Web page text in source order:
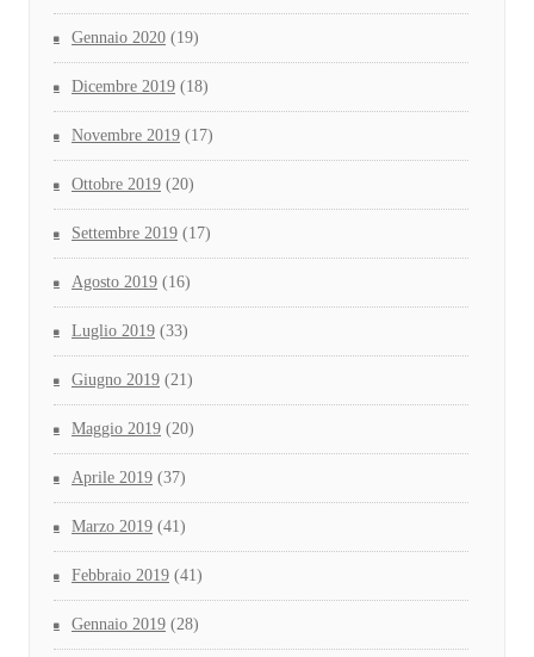
Gennaio 2020 (19)
Dicembre 2019 (18)
Novembre 2019 (17)
Ottobre 2019 (20)
Settembre 2019 (17)
Agosto 2019 (16)
Luglio 2019 (33)
Giugno 2019 (21)
Maggio 2019 (20)
Aprile 2019 (37)
Marzo 2019 (41)
Febbraio 2019 (41)
Gennaio 2019 (28)